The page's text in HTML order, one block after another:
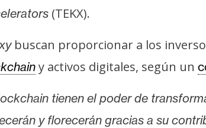
(TEKX).
buscan proporcionar a los
y activos digitales, según un
tienen el poder de
y florecerán gracias a su